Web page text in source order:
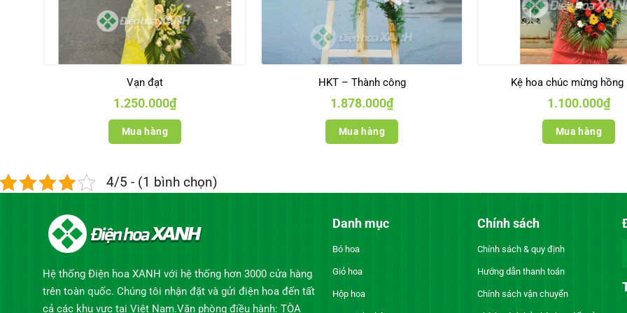
Vạn đạt
1.250.000₫
Mua hàng
HKT – Thành công
1.878.000₫
Mua hàng
Kệ hoa chúc mừng hồng
1.100.000₫
Mua hàng
4/5 - (1 bình chọn)
Hệ thống Điện hoa XANH với hệ thống hơn 3000 cửa hàng
trên toàn quốc. Chúng tôi nhận đặt và gửi điện hoa đến tất
cả các khu vực tại Việt Nam.Văn phòng điều hành: TÒA
Danh mục
Bó hoa
Giỏ hoa
Hộp hoa
Chính sách
Chính sách & quy định
Hướng dẫn thanh toán
Chính sách vận chuyển